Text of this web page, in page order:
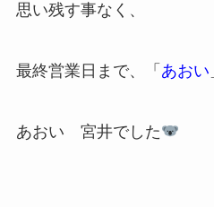
思い残す事なく、
最終営業日まで、「 あおい
あおい 宮井でした